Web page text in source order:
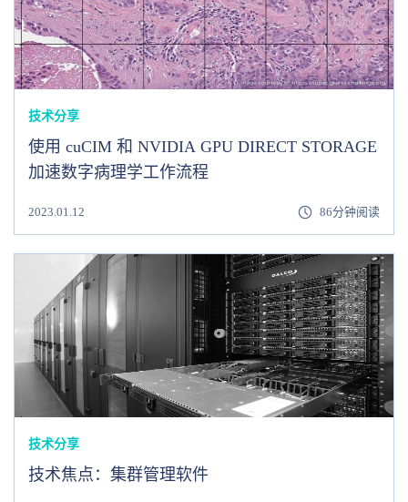
技术分享
使用 cuCIM 和 NVIDIA GPU DIRECT STORAGE
加速数字病理学工作流程
2023.01.12 86分钟阅读
技术分享
技术焦点：集群管理软件